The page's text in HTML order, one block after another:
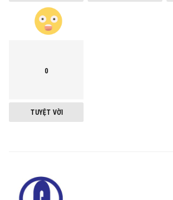
0
TUYỆT VỜI